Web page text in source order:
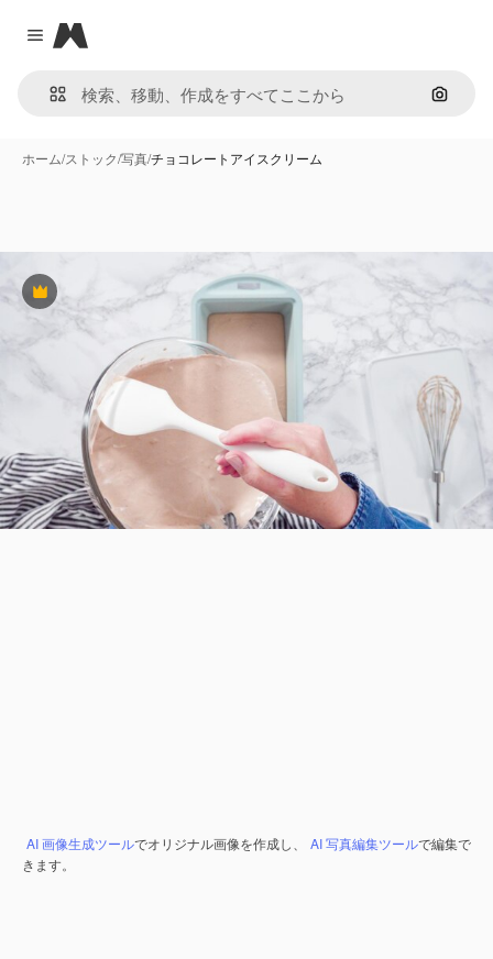
Close menu
Magnific
画像で
ホーム/ストック/写真/チョコレートアイスクリーム
Premium
AI 画像生成ツールでオリジナル画像を作成し、 AI 写真編集ツールで編集で
きます。